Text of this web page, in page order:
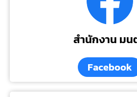
สำนักงาน มน
Facebook